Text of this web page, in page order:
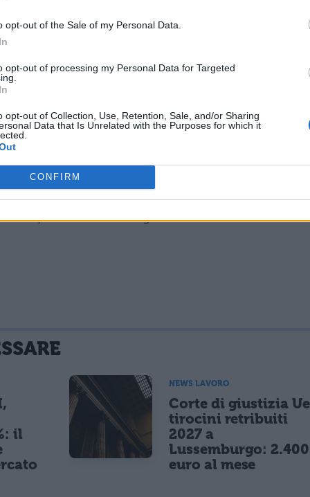
opt-out of the Sale of my Personal Data.
opt-out of processing my Personal Data for Targeted
opt-out of Collection, Use, Retention, Sale, and/or Sharing
Data that Is Unrelated with the Purposes for which it
CONFIRM
su posto di sostegno sono state
garantendo la continuità della procedura
negli elenchi aggiuntivi, mentre sono
hanno ancora conseguito il titolo di
dopo le immissioni in ruolo ordinarie,
autorizzato dal MEF. Per ottimizzare la
potranno essere gestite attraverso una
il
NEWS LAVORO
Corte di giustizia
tirocini retribuiti
2027 a
Lussemburgo: 2.400
euro al mese